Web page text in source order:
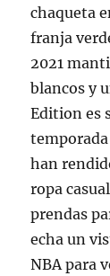
chaqueta
franja
2021
blancos y
Edition es
han
ropa
prendas
echa un
NBA para